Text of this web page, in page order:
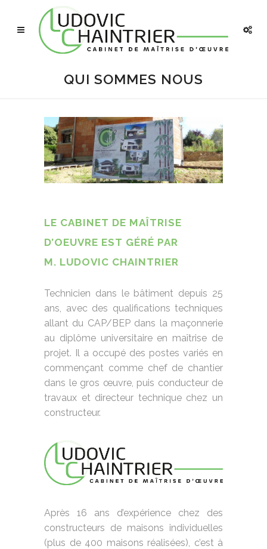
QUI SOMMES NOUS
LE CABINET DE MAÎTRISE
D’OEUVRE EST GÉRÉ PAR
M. LUDOVIC CHAINTRIER
Technicien dans le bâtiment depuis 25
ans, avec des qualifications techniques
allant du CAP/BEP dans la maçonnerie
au diplôme universitaire en maîtrise de
projet. Il a occupé des postes variés en
commençant comme chef de chantier
dans le gros œuvre, puis conducteur de
travaux et directeur technique chez un
constructeur.
Après 16 ans d’expérience chez des
constructeurs de maisons individuelles
(plus de 400 maisons réalisées), c’est à